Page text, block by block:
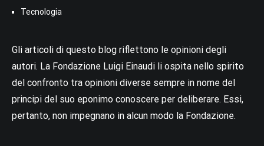
Tecnologia
Gli articoli di questo blog riflettono le opinioni degli
autori. La Fondazione Luigi Einaudi li ospita nello spirito
del confronto tra opinioni diverse sempre in nome del
principi del suo eponimo conoscere per deliberare. Essi,
pertanto, non impegnano in alcun modo la Fondazione.